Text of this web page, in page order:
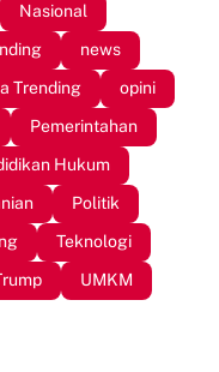
Nasional
news
Trending
opini
Pemerintahan
Hukum
Politik
Teknologi
UMKM